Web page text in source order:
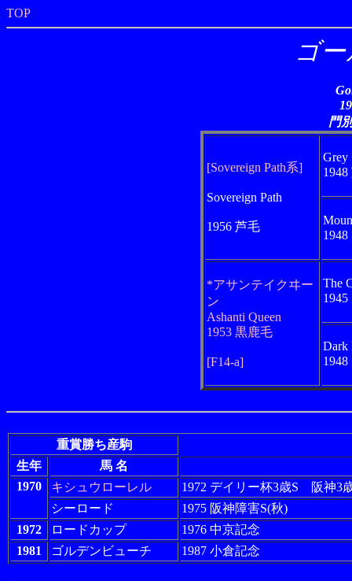
TOP
ゴ
門
[Sovereign Path系]
Sovereign Path
1956 芦毛
Grey
*アサンテイクヰー
ン
Ashanti Queen
1953 黒鹿毛
[F14-a]
The
Dark
重賞勝ち産駒
生年
馬 名
1970
キシュウローレル
1972 デイリー杯3歳S 阪神
シーロード
1975 阪神障害S(秋)
1972
ロードカップ
1976 中京記念
1981
ゴルデンビューチ 1987 小倉記念